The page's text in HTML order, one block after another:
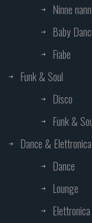
Ninne
Baby
Fiabe
Funk & Soul
Disco
Funk &
Dance & Elettronica
Dance
Lounge
Elettronica